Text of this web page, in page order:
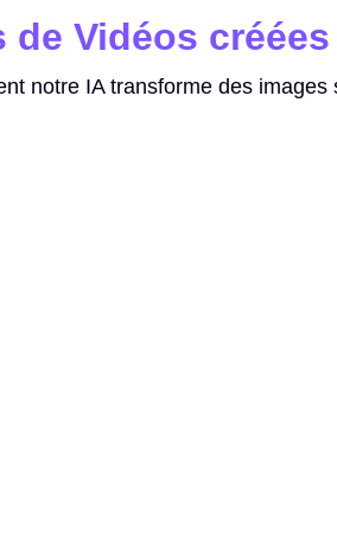
de Vidéos
notre IA transforme des